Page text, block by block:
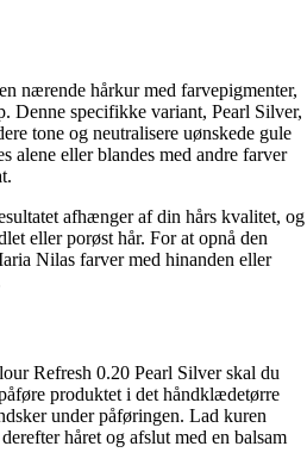
nærende hårkur med farvepigmenter,
Denne specifikke variant, Pearl Silver,
tone og neutralisere uønskede gule
alene eller blandes med andre farver
afhænger af din hårs kvalitet, og
eller porøst hår. For at opnå den
Nilas farver med hinanden eller
Refresh 0.20 Pearl Silver skal du
produktet i det håndklædetørre
under påføringen. Lad kuren
håret og afslut med en balsam